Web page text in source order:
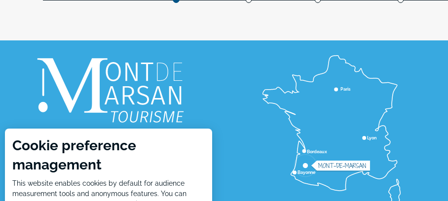
1, place Charles de Gaulle
40000 Mont de Marsan
Tél : +33 5 58 05 87 37
Lyon
Bordeaux
Paris
Bayonne
MONT-DE-MARSAN
Cookie preference
management
This website enables cookies by default for audience
measurement tools and anonymous features. You can